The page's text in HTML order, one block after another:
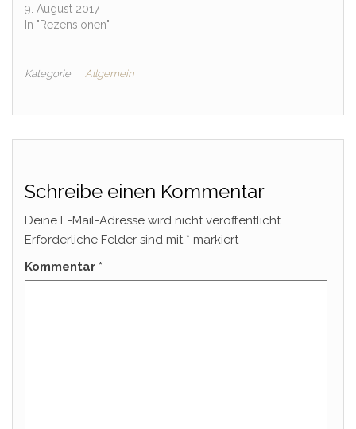
9. August 2017
In "Rezensionen"
Kategorie Allgemein
Schreibe einen Kommentar
Deine E-Mail-Adresse wird nicht veröffentlicht.
Erforderliche Felder sind mit * markiert
Kommentar *